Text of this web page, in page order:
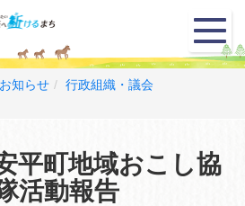
メ
ニ
ュ
知らせ
行政組織・議会
平町地域おこし協
活動報告